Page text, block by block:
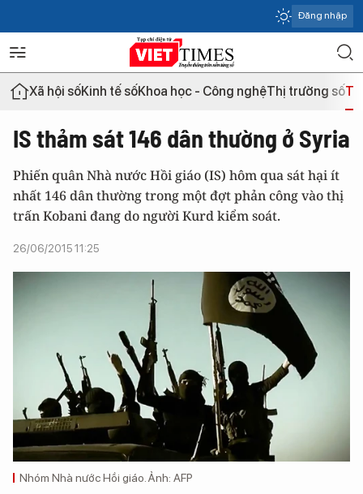
Đăng nhập
Xã hội sốKinh tế sốKhoa học - Công nghệThị trường số
IS thảm sát 146 dân thường ở Syria
Phiến quân Nhà nước Hồi giáo (IS) hôm qua sát hại ít
nhất 146 dân thường trong một đợt phản công vào thị
trấn Kobani đang do người Kurd kiểm soát.
26/06/2015 11:25
Nhóm Nhà nước Hồi giáo. Ảnh: AFP